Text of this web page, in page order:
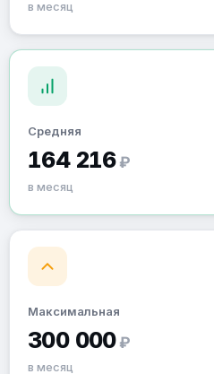
в месяц
Средняя
164 216 ₽
в месяц
Максимальная
300 000 ₽
в месяц